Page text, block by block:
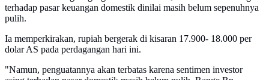
terhadap pasar keuangan domestik dinilai masih belum sepenuhnya
pulih.
Ia memperkirakan, rupiah bergerak di kisaran 17.900- 18.000 per
dolar AS pada perdagangan hari ini.
"Namun, penguatannya akan terbatas karena sentimen investor